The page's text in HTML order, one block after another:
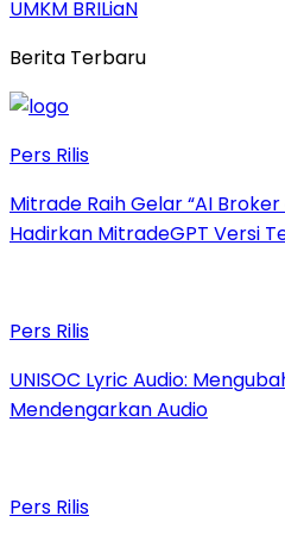
UMKM BRILiaN
Berita Terbaru
Pers Rilis
Mitrade Raih Gelar “AI
Hadirkan MitradeGPT Versi
Pers Rilis
UNISOC Lyric Audio:
Mendengarkan Audio
Pers Rilis